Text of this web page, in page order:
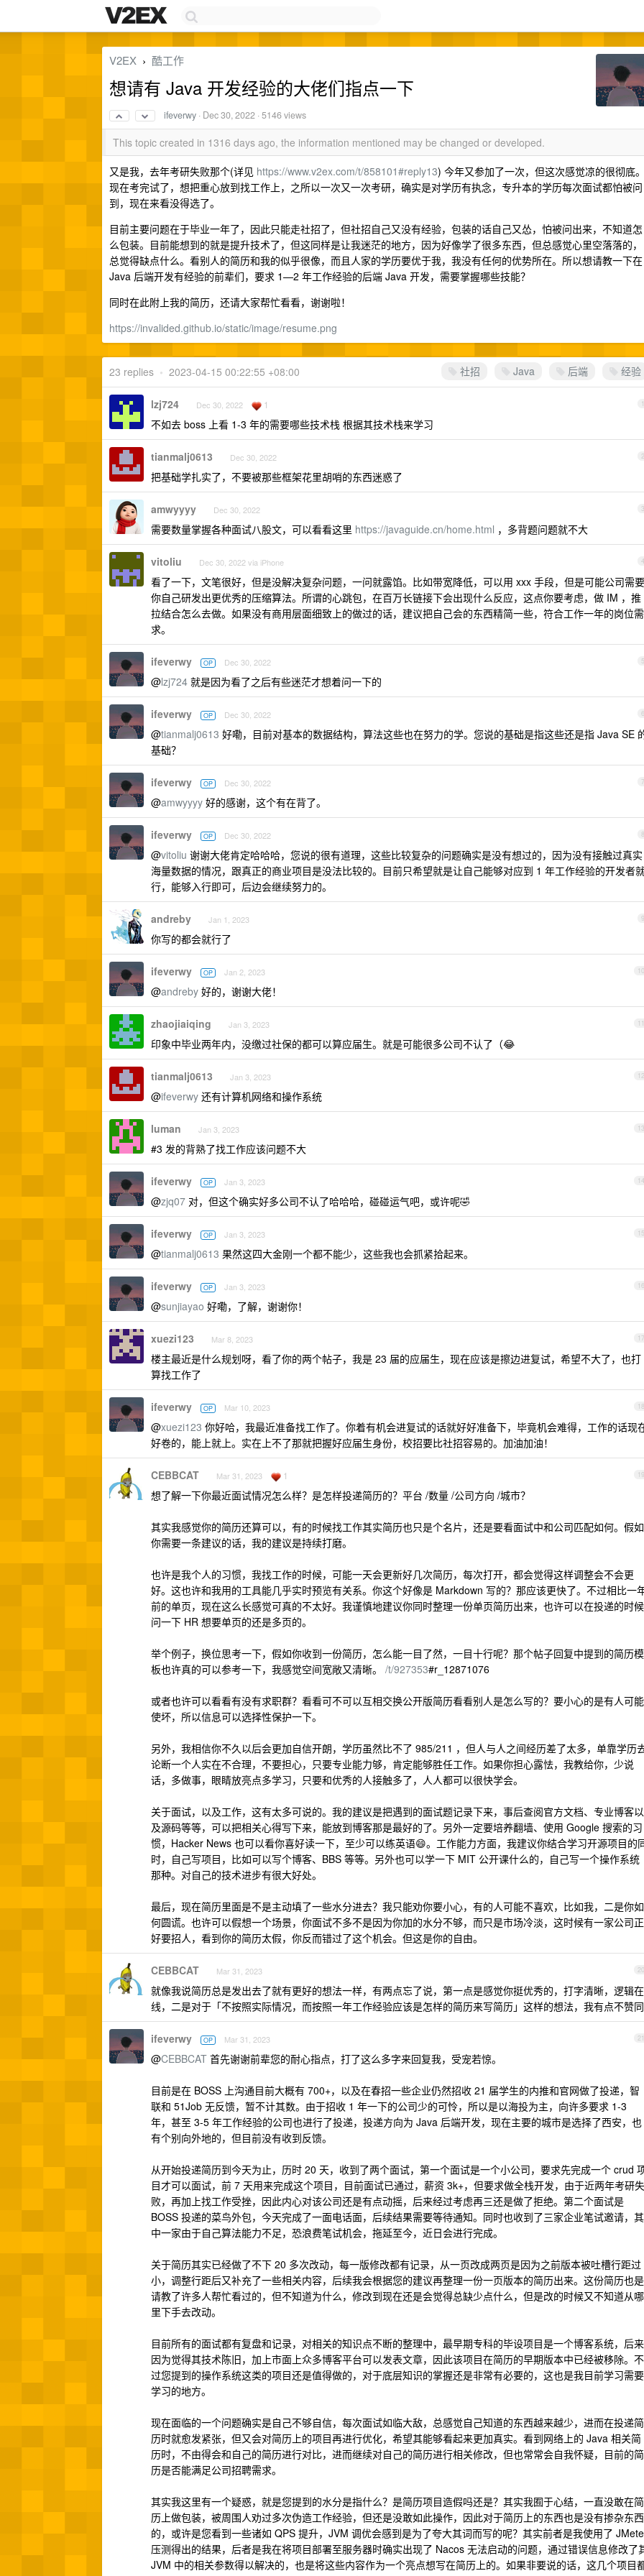
V2EX › 酷工作
想请有 Java 开发经验的大佬们指点一下
ifeverwy · Dec 30, 2022 · 5146 views
This topic created in 1316 days ago, the information mentioned may be changed or developed.
又是我，去年考研失败那个(详见 https://www.v2ex.com/t/858101#reply13) 今年又参加了一次，但这次感觉凉的很彻底
现在考完试了，想把重心放到找工作上，之所以一次又一次考研，确实是对学历有执念，专升本的学历每次面试都怕被问
到，现在来看没得选了。
目前主要问题在于毕业一年了，因此只能走社招了，但社招自己又没有经验，包装的话自己又怂，怕被问出来，不知道怎
么包装。目前能想到的就是提升技术了，但这同样是让我迷茫的地方，因为好像学了很多东西，但总感觉心里空落落的，
总觉得缺点什么。看别人的简历和我的似乎很像，而且人家的学历要优于我，我没有任何的优势所在。所以想请教一下在
Java 后端开发有经验的前辈们，要求 1—2 年工作经验的后端 Java 开发，需要掌握哪些技能？
同时在此附上我的简历，还请大家帮忙看看，谢谢啦！
https://invalided.github.io/static/image/resume.png
社招 Java 后端 经验
23 replies • 2023-04-15 00:22:55 +08:00
1
lzj724 Dec 30, 2022 1
不如去 boss 上看 1-3 年的需要哪些技术栈 根据其技术栈来学习
2
tianmalj0613 Dec 30, 2022
把基础学扎实了，不要被那些框架花里胡哨的东西迷惑了
3
amwyyyy Dec 30, 2022
需要数量掌握各种面试八股文，可以看看这里 https://javaguide.cn/home.html ，多背题问题就不大
4
vitoliu Dec 30, 2022 via iPhone
看了一下，文笔很好，但是没解决复杂问题，一问就露馅。比如带宽降低，可以用 xxx 手段，但是可能公司需要
你自己研发出更优秀的压缩算法。所谓的心跳包，在百万长链接下会出现什么反应，这点你要考虑，做 IM ，推
拉结合怎么去做。如果没有商用层面细致上的做过的话，建议把自己会的东西精简一些，符合工作一年的岗位需
求。
5
ifeverwy OP Dec 30, 2022
@lzj724 就是因为看了之后有些迷茫才想着问一下的
6
ifeverwy OP Dec 30, 2022
@tianmalj0613 好嘞，目前对基本的数据结构，算法这些也在努力的学。您说的基础是指这些还是指 Java SE
基础？
7
ifeverwy OP Dec 30, 2022
@amwyyyy 好的感谢，这个有在背了。
8
ifeverwy OP Dec 30, 2022
@vitoliu 谢谢大佬肯定哈哈哈，您说的很有道理，这些比较复杂的问题确实是没有想过的，因为没有接触过真实
海量数据的情况，跟真正的商业项目是没法比较的。目前只希望就是让自己能够对应到 1 年工作经验的开发者
行，能够入行即可，后边会继续努力的。
9
andreby Jan 1, 2023
你写的都会就行了
10
ifeverwy OP Jan 2, 2023
@andreby 好的，谢谢大佬！
11
zhaojiaiqing Jan 3, 2023
印象中毕业两年内，没缴过社保的都可以算应届生。就是可能很多公司不认了（😂
12
tianmalj0613 Jan 3, 2023
@ifeverwy 还有计算机网络和操作系统
13
luman Jan 3, 2023
#3 发的背熟了找工作应该问题不大
14
ifeverwy OP Jan 3, 2023
@zjq07 对，但这个确实好多公司不认了哈哈哈，碰碰运气吧，或许呢🤣
15
ifeverwy OP Jan 3, 2023
@tianmalj0613 果然这四大金刚一个都不能少，这些我也会抓紧拾起来。
16
ifeverwy OP Jan 3, 2023
@sunjiayao 好嘞，了解，谢谢你！
17
xuezi123 Mar 8, 2023
楼主最近是什么规划呀，看了你的两个帖子，我是 23 届的应届生，现在应该是擦边进复试，希望不大了，也打
算找工作了
18
ifeverwy OP Mar 10, 2023
@xuezi123 你好哈，我最近准备找工作了。你着有机会进复试的话就好好准备下，毕竟机会难得，工作的话现
好卷的，能上就上。实在上不了那就把握好应届生身份，校招要比社招容易的。加油加油！
19
CEBBCAT Mar 31, 2023 1
想了解一下你最近面试情况怎么样？是怎样投递简历的？平台 /数量 /公司方向 /城市？
其实我感觉你的简历还算可以，有的时候找工作其实简历也只是个名片，还是要看面试中和公司匹配如何。假如
你需要一条建议的话，我的建议是持续打磨。
也许是我个人的习惯，我找工作的时候，可能一天会更新好几次简历，每次打开，都会觉得这样调整会不会更
好。这也许和我用的工具能几乎实时预览有关系。你这个好像是 Markdown 写的？那应该更快了。不过相比一
前的单页，现在这么长感觉可真的不太好。我谨慎地建议你同时整理一份单页简历出来，也许可以在投递的时候
问一下 HR 想要单页的还是多页的。
举个例子，换位思考一下，假如你收到一份简历，怎么能一目了然，一目十行呢？那个帖子回复中提到的简历模
板也许真的可以参考一下，我感觉空间宽敞又清晰。 /t/927353#r_12871076
或者也许可以看看有没有求职群？看看可不可以互相交换公开版简历看看别人是怎么写的？要小心的是有人可能
使坏，所以信息可以选择性保护一下。
另外，我相信你不久以后会更加自信开朗，学历虽然比不了 985/211 ，但人与人之间经历差了太多，单靠学历
论断一个人实在不合理，不要担心，只要专业能力够，肯定能够胜任工作。如果你担心露怯，我教给你，少说
话，多做事，眼睛放亮点多学习，只要和优秀的人接触多了，人人都可以很快学会。
关于面试，以及工作，这有太多可说的。我的建议是把遇到的面试题记录下来，事后查阅官方文档、专业博客以
及源码等等，可以把相关心得写下来，能放到博客那是最好的了。另外一定要培养翻墙、使用 Google 搜索的习
惯，Hacker News 也可以看你喜好读一下，至少可以练英语😄。工作能力方面，我建议你结合学习开源项目的
时，自己写项目，比如可以写个博客、BBS 等等。另外也可以学一下 MIT 公开课什么的，自己写一个操作系统
那种。对自己的技术进步有很大好处。
最后，现在简历里面是不是主动填了一些水分进去？我只能劝你要小心，有的人可能不喜欢，比如我，二是你如
何圆谎。也许可以假想一个场景，你面试不多不是因为你加的水分不够，而只是市场冷淡，这时候有一家公司正
好要招人，看到你的简历太假，你反而错过了这个机会。但这是你的自由。
20
CEBBCAT Mar 31, 2023
就像我说简历总是发出去了就有更好的想法一样，有两点忘了说，第一点是感觉你挺优秀的，打字清晰，逻辑在
线，二是对于「不按照实际情况，而按照一年工作经验应该是怎样的简历来写简历」这样的想法，我有点不赞同
21
ifeverwy OP Mar 31, 2023
@CEBBCAT 首先谢谢前辈您的耐心指点，打了这么多字来回复我，受宠若惊。
目前是在 BOSS 上沟通目前大概有 700+，以及在春招一些企业仍然招收 21 届学生的内推和官网做了投递，智
联和 51Job 无反馈，暂不计其数。由于招收 1 年一下的公司少的可怜，所以是以海投为主，向许多要求 1-3
年，甚至 3-5 年工作经验的公司也进行了投递，投递方向为 Java 后端开发，现在主要的城市是选择了西安，也
有个别向外地的，但目前没有收到反馈。
从开始投递简历到今天为止，历时 20 天，收到了两个面试，第一个面试是一个小公司，要求先完成一个 crud
目才可以面试，前 7 天用来完成这个项目，目前面试已通过，薪资 3k+，但要求做全栈开发，由于近两年考研失
败，再加上找工作受挫，因此内心对该公司还是有点动摇，后来经过考虑再三还是做了拒绝。第二个面试是
BOSS 投递的菜鸟外包，今天完成了一面电话面，后续结果需要等待通知。同时也收到了三家企业笔试邀请，其
中一家由于自己算法能力不足，恐浪费笔试机会，拖延至今，近日会进行完成。
关于简历其实已经做了不下 20 多次改动，每一版修改都有记录，从一页改成两页是因为之前版本被吐槽行距过
小，调整行距后又补充了一些相关内容，后续我会根据您的建议再整理一份一页版本的简历出来。这份简历也是
请教了许多人帮忙看过的，但不知道为什么，修改到现在还是会觉得总缺少点什么，但是改的时候又不知道从哪
里下手去改动。
目前所有的面试都有复盘和记录，对相关的知识点不断的整理中，最早期专科的毕设项目是一个博客系统，后来
因为觉得其技术陈旧，加上市面上众多博客平台可以发表文章，因此该项目在简历的早期版本中已经被移除。不
过您提到的操作系统这类的项目还是值得做的，对于底层知识的掌握还是非常有必要的，这也是我目前学习需要
学习的地方。
现在面临的一个问题确实是自己不够自信，每次面试如临大敌，总感觉自己知道的东西越来越少，进而在投递简
历时就愈发紧张，但又会对简历上的项目再进行优化，希望其能够看起来更加真实。看到网络上的 Java 相关简
历时，不由得会和自己的简历进行对比，进而继续对自己的简历进行相关修改，但也常常会自我怀疑，目前的简
历是否能满足公司招聘需求。
其实我这里有一个疑惑，就是您提到的水分是指什么？是简历项目造假吗还是？其实我囿于心结，一直没敢在简
历上做包装，被周围人劝过多次伪造工作经验，但还是没敢如此操作，因此对于简历上的东西也是没有掺杂东西
的，或许是您看到一些诸如 QPS 提升，JVM 调优会感到是为了夸大其词而写的呢？其实前者是我使用了
压测得出的结果，后者是我在将项目部署至服务器时确实出现了 Nacos 无法启动的问题，通过错误信息修改了
JVM 中的相关参数得以解决的，也是将这些内容作为一个亮点想写在简历上的。如果非要说的话，这几个项目